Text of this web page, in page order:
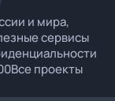
и мира,
сервисы
Все проекты